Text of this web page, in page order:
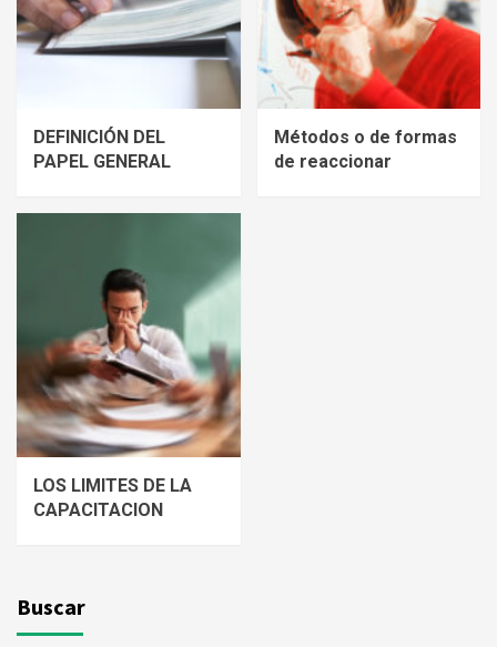
DEFINICIÓN DEL
PAPEL GENERAL
Métodos o de formas
de reaccionar
LOS LIMITES DE LA
CAPACITACION
Buscar